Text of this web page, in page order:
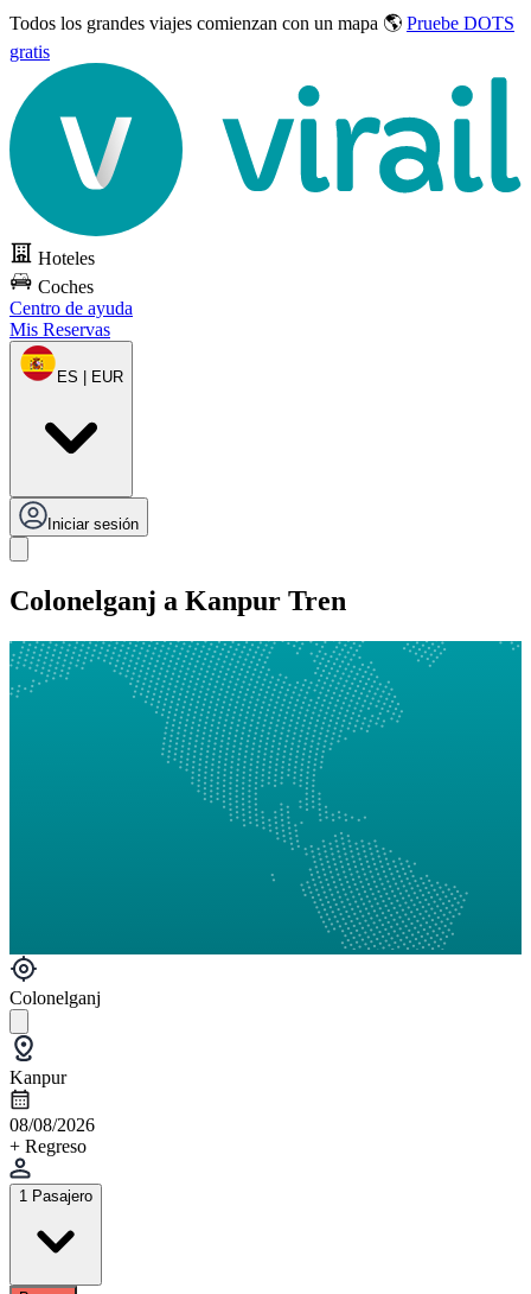
Todos los grandes viajes comienzan con un mapa 🌎 Pruebe DOTS
gratis
Hoteles
Coches
Centro de ayuda
Mis Reservas
ES | EUR
Iniciar sesión
Colonelganj a Kanpur Tren
Colonelganj
Kanpur
08/08/2026
+ Regreso
1 Pasajero